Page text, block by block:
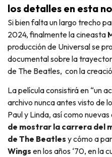
los detalles en esta
Si bien falta un largo trecho para su estreno, previsto para el
2024, finalmente la cineasta
producción de Universal se
documental sobre la
de The Beatles, con la
La película consistirá en “un
archivo nunca antes visto de
Paul y Linda, así como
de mostrar la carrera del
de The Beatles y cómo a
Wings en los años ‘70, en la